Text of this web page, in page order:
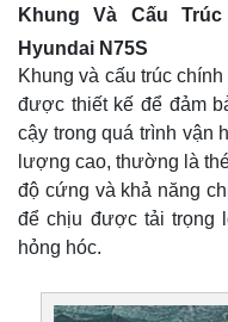
Khung Và Cấu
Hyundai N75S
Khung và cấu trúc
được thiết kế để đảm
cậy trong quá trình vận
lượng cao, thường là
độ cứng và khả năng
để chịu được tải trọng
hỏng hóc.